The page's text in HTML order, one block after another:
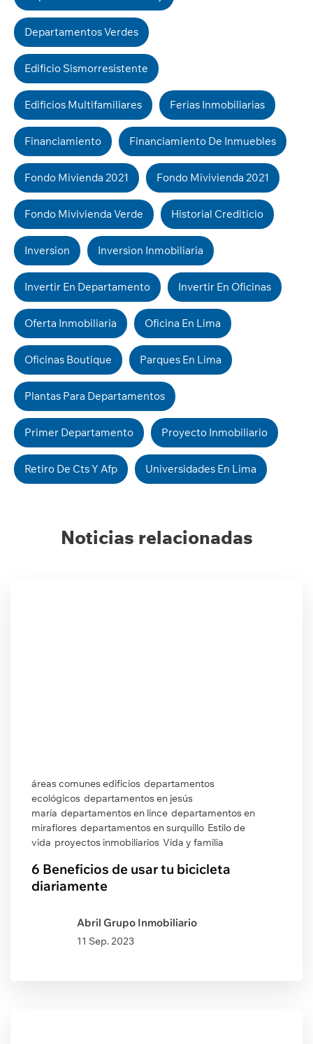
Departamentos Verdes
Edificio Sismorresistente
Edificios Multifamiliares Ferias Inmobiliarias
Financiamiento Financiamiento De Inmuebles
Fondo Mivienda 2021 Fondo Mivivienda 2021
Fondo Mivivienda Verde Historial Crediticio
Inversion Inversion Inmobiliaria
Invertir En Departamento Invertir En Oficinas
Oferta Inmobiliaria Oficina En Lima
Oficinas Boutique Parques En Lima
Plantas Para Departamentos
Primer Departamento Proyecto Inmobiliario
Retiro De Cts Y Afp Universidades En Lima
Noticias relacionadas
áreas comunes edificios departamentos
ecológicos departamentos en jesús
maría departamentos en lince departamentos en
miraflores departamentos en surquillo Estilo de
vida proyectos inmobiliarios Vida y familia
6 Beneficios de usar tu bicicleta
diariamente
Abril Grupo Inmobiliario
11 Sep. 2023